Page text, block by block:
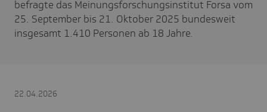
befragte das Meinungsforschungsinstitut Forsa vom
25. September bis 21. Oktober 2025 bundesweit
insgesamt 1.410 Personen ab 18 Jahre.
22.04.2026